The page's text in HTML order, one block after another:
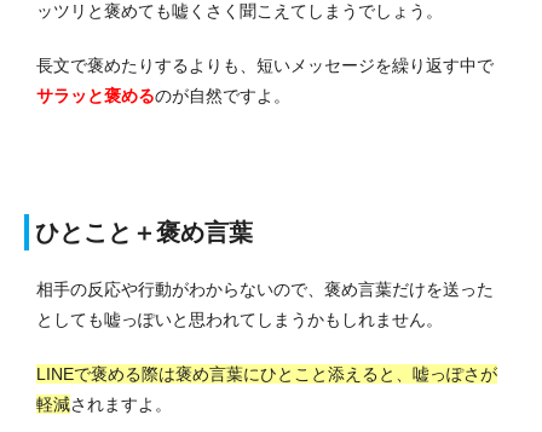
ッツリと褒めても嘘くさく聞こえてしまうでしょう。
長文で褒めたりするよりも、短いメッセージを繰り返す中で
サラッと褒めるのが自然ですよ。
ひとこと＋褒め言葉
相手の反応や行動がわからないので、褒め言葉だけを送った
としても嘘っぽいと思われてしまうかもしれません。
LINEで褒める際は褒め言葉にひとこと添えると、嘘っぽさが
軽減されますよ。